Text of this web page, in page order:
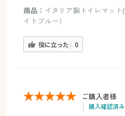
商品： イタリア製トイレマッ
イトブルー）
役に立った 0
ご購入者様
購入確認済み